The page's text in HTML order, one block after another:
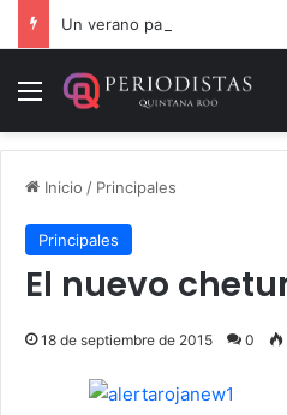
Menú
Inicio / Principales
Principales
El nuevo
18 de septiembre de 2015 0